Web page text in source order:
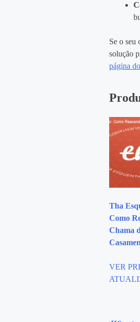
Se o seu
solução
página
Tha
Como
Chama
VER